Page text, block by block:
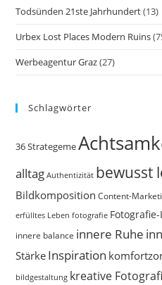
Todsünden 21ste Jahrhundert(13)
Urbex Lost Places Modern Ruins
Werbeagentur Graz(27)
Schlagwörter
36 Strategeme
alltag Authentizität bewusst
Bildkomposition Content-
erfülltes Leben fotografie
innere balance innere Ruhe
Stärke Inspiration
bildgestaltung kreative